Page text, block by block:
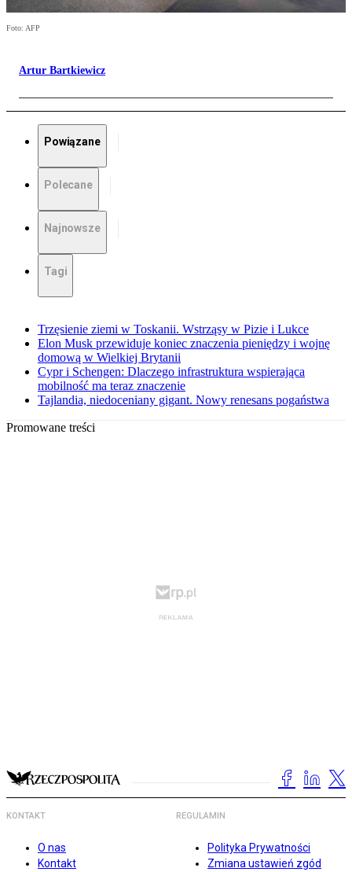
Foto: AFP
Artur Bartkiewicz
Powiązane
Polecane
Najnowsze
Tagi
Trzęsienie ziemi w Toskanii. Wstrząsy w Pizie i Lukce
Elon Musk przewiduje koniec znaczenia pieniędzy i wojnę
domową w Wielkiej Brytanii
Cypr i Schengen: Dlaczego infrastruktura wspierająca
mobilność ma teraz znaczenie
Tajlandia, niedoceniany gigant. Nowy renesans pogaństwa
Promowane treści
KONTAKT
O nas
Kontakt
REGULAMIN
Polityka Prywatności
Zmiana ustawień zgód